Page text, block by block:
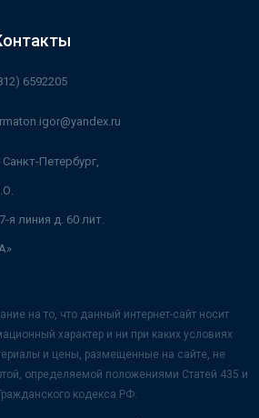
6592205
Санкт-Петербург,
я линия д. 60 лит.
на то, что данный интернет-сайт носит
характер и ни при каких условиях
и цены, размещенные на сайте, не
определяемой положениями Статей 435 и
кодекса РФ.